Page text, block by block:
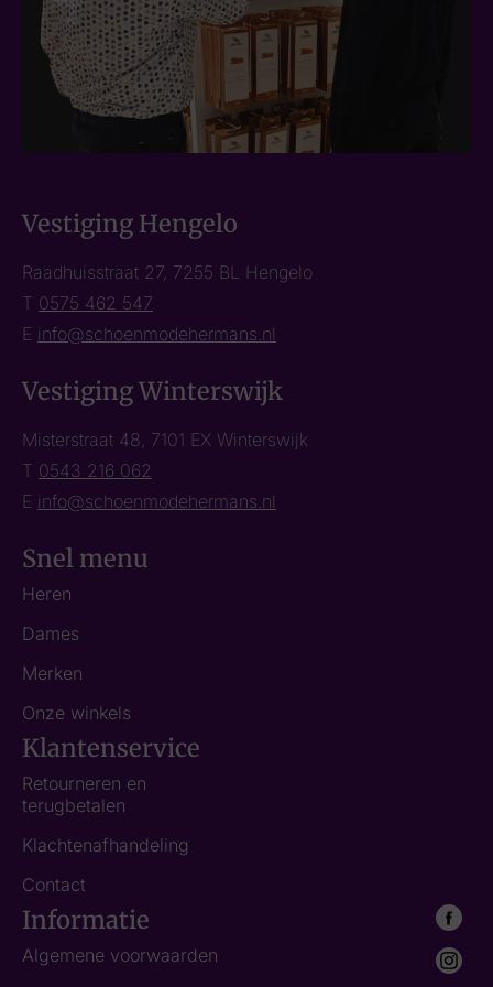
Vestiging Hengelo
Raadhuisstraat 27, 7255 BL Hengelo
T 0575 462 547
E info@schoenmodehermans.nl
Vestiging Winterswijk
Misterstraat 48, 7101 EX Winterswijk
T 0543 216 062
E info@schoenmodehermans.nl
Snel menu
Heren
Dames
Merken
Onze winkels
Klantenservice
Retourneren en
terugbetalen
Klachtenafhandeling
Contact
Informatie
Algemene voorwaarden